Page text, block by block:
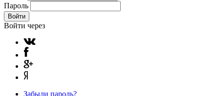
Пароль
Войти
Войти через
Забыли пароль?